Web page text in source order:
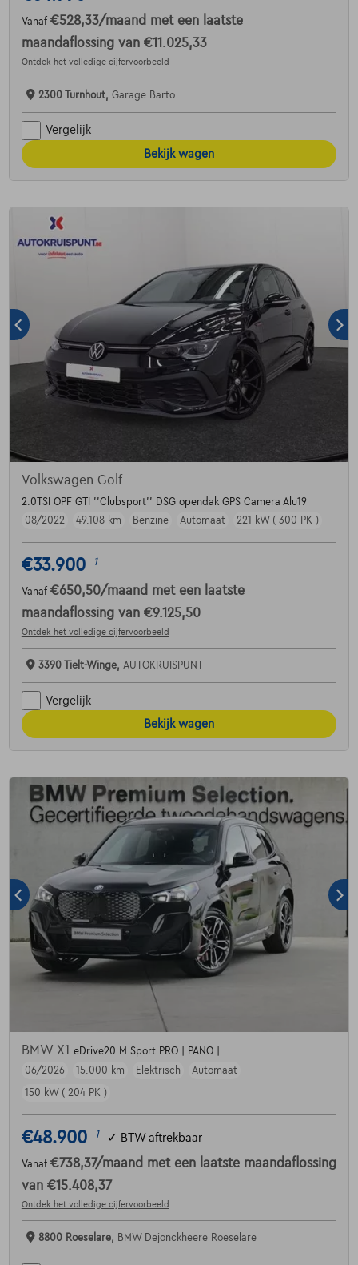
Vanaf €528,33/maand met een laatste
maandaflossing van €11.025,33
Ontdek het volledige cijfervoorbeeld
2300 Turnhout, Garage Barto
Vergelijk
Bekijk wagen
Volkswagen Golf
2.0TSI OPF GTI ''Clubsport'' DSG opendak GPS Camera Alu19
08/2022
49.108 km Benzine Automaat 221 kW ( 300 PK )
€33.900 1
Vanaf €650,50/maand met een laatste
maandaflossing van €9.125,50
Ontdek het volledige cijfervoorbeeld
3390 Tielt-Winge, AUTOKRUISPUNT
Vergelijk
Bekijk wagen
BMW X1 eDrive20 M Sport PRO | PANO |
06/2026
15.000 km Elektrisch
Automaat
150 kW ( 204 PK )
€48.900 1 ✓ BTW aftrekbaar
Vanaf €738,37/maand met een laatste maandaflossing
van €15.408,37
Ontdek het volledige cijfervoorbeeld
8800 Roeselare, BMW Dejonckheere Roeselare